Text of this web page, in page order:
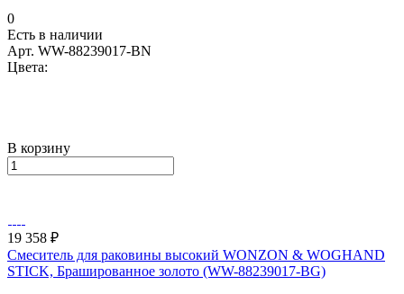
0
Есть в наличии
Арт. WW-88239017-BN
Цвета:
В корзину
19 358 ₽
Смеситель для раковины высокий WONZON & WOGHAND
STICK, Брашированное золото (WW-88239017-BG)